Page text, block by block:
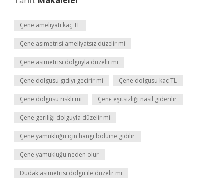
Çene ameliyatı kaç TL
Çene asimetrisi ameliyatsız düzelir mi
Çene asimetrisi dolguyla düzelir mi
Çene dolgusu gıdıyı geçirir mi Çene dolgusu kaç TL
Çene dolgusu riskli mi Çene eşitsizliği nasıl giderilir
Çene geriliği dolguyla düzelir mi
Çene yamukluğu için hangi bölüme gidilir
Çene yamukluğu neden olur
Dudak asimetrisi dolgu ile düzelir mi